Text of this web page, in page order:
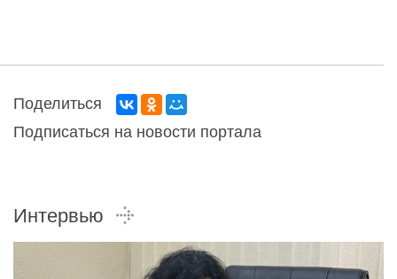
Поделиться
Подписаться на новости портала
Интервью